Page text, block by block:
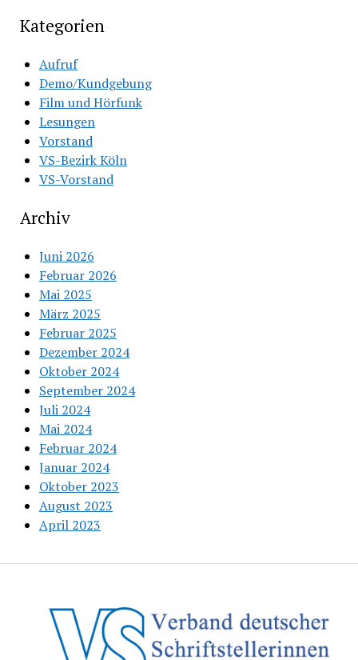
Kategorien
Aufruf
Demo/Kundgebung
Film und Hörfunk
Lesungen
Vorstand
VS-Bezirk Köln
VS-Vorstand
Archiv
Juni 2026
Februar 2026
Mai 2025
März 2025
Februar 2025
Dezember 2024
Oktober 2024
September 2024
Juli 2024
Mai 2024
Februar 2024
Januar 2024
Oktober 2023
August 2023
April 2023